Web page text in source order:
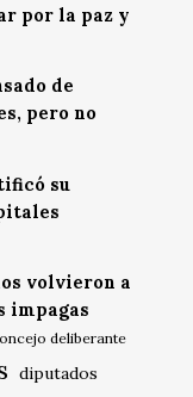
por la paz y
de
pero no
su
volvieron a
impagas
deliberante
diputados